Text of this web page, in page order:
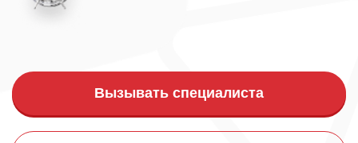
Вызывать специалиста